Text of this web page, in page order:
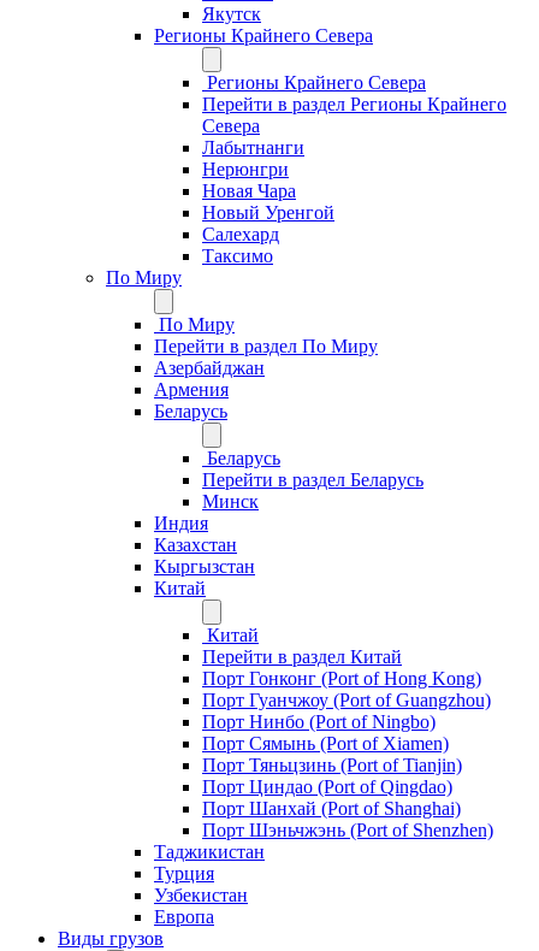
Якутск
Регионы Крайнего Севера
Регионы Крайнего Севера
Перейти в раздел Регионы Крайнего
Севера
Лабытнанги
Нерюнгри
Новая Чара
Новый Уренгой
Салехард
Таксимо
По Миру
По Миру
Перейти в раздел По Миру
Азербайджан
Армения
Беларусь
Беларусь
Перейти в раздел Беларусь
Минск
Индия
Казахстан
Кыргызстан
Китай
Китай
Перейти в раздел Китай
Порт Гонконг (Port of Hong Kong)
Порт Гуанчжоу (Port of Guangzhou)
Порт Нинбо (Port of Ningbo)
Порт Сямынь (Port of Xiamen)
Порт Тяньцзинь (Port of Tianjin)
Порт Циндао (Port of Qingdao)
Порт Шанхай (Port of Shanghai)
Порт Шэньчжэнь (Port of Shenzhen)
Таджикистан
Турция
Узбекистан
Европа
Виды грузов